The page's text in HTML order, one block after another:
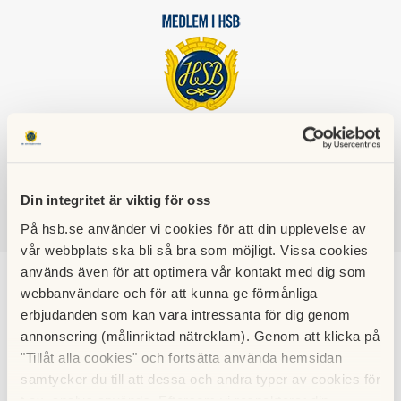
Din integritet är viktig för oss
På hsb.se använder vi cookies för att din upplevelse av
vår webbplats ska bli så bra som möjligt. Vissa cookies
används även för att optimera vår kontakt med dig som
webbanvändare och för att kunna ge förmånliga
erbjudanden som kan vara intressanta för dig genom
annonsering (målinriktad nätreklam). Genom att klicka på
"Tillåt alla cookies" och fortsätta använda hemsidan
samtycker du till att dessa och andra typer av cookies för
SÖK LOGGA IN
Viktigt att veta
Styrelsen kommunicerar även viktig
information på anslagstavlan i varje